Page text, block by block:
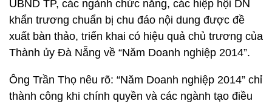
UBND TP, các ngành chức năng, các hiệp hội DN
khẩn trương chuẩn bị chu đáo nội dung được đề
xuất bàn thảo, triển khai có hiệu quả chủ trương của
Thành ủy Đà Nẵng về “Năm Doanh nghiệp 2014”.
Ông Trần Thọ nêu rõ: “Năm Doanh nghiệp 2014” chỉ
thành công khi chính quyền và các ngành tạo điều